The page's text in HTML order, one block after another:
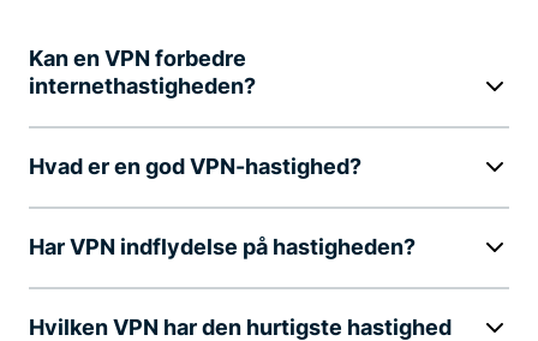
Kan en VPN forbedre
internethastigheden?
Hvad er en god VPN-hastighed?
Har VPN indflydelse på hastigheden?
Hvilken VPN har den hurtigste hastighed